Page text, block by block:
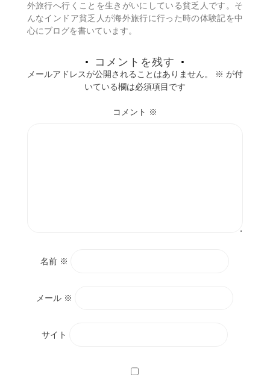
外旅行へ行くことを生きがいにしている貧乏人です。そ
んなインドア貧乏人が海外旅行に行った時の体験記を中
心にブログを書いています。
コメントを残す
メールアドレスが公開されることはありません。 ※ が付
いている欄は必須項目です
コメント ※
名前 ※
メール ※
サイト